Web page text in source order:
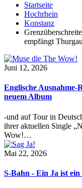
Startseite
Hochrhein
Konstanz
empfängt
Juni 12, 2026
Englische Ausnahme-
neuem Album
-und auf Tour in
ihrer aktuellen Single
Wow!…
Mai 22, 2026
S-Bahn - Ein Ja ist